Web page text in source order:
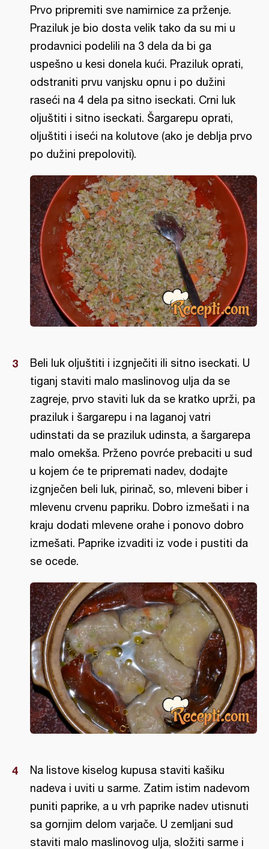
Prvo pripremiti sve namirnice za prženje.
Praziluk je bio dosta velik tako da su mi u
prodavnici podelili na 3 dela da bi ga
uspešno u kesi donela kući. Praziluk oprati,
odstraniti prvu vanjsku opnu i po dužini
raseći na 4 dela pa sitno iseckati. Crni luk
oljuštiti i sitno iseckati. Šargarepu oprati,
oljuštiti i iseći na kolutove (ako je deblja prvo
po dužini prepoloviti).
Beli luk oljuštiti i izgnječiti ili sitno iseckati. U
tiganj staviti malo maslinovog ulja da se
zagreje, prvo staviti luk da se kratko uprži, pa
praziluk i šargarepu i na laganoj vatri
udinstati da se praziluk udinsta, a šargarepa
malo omekša. Prženo povrće prebaciti u sud
u kojem će te pripremati nadev, dodajte
izgnječen beli luk, pirinač, so, mleveni biber i
mlevenu crvenu papriku. Dobro izmešati i na
kraju dodati mlevene orahe i ponovo dobro
izmešati. Paprike izvaditi iz vode i pustiti da
se ocede.
Na listove kiselog kupusa staviti kašiku
nadeva i uviti u sarme. Zatim istim nadevom
puniti paprike, a u vrh paprike nadev utisnuti
sa gornjim delom varjače. U zemljani sud
staviti malo maslinovog ulja, složiti sarme i